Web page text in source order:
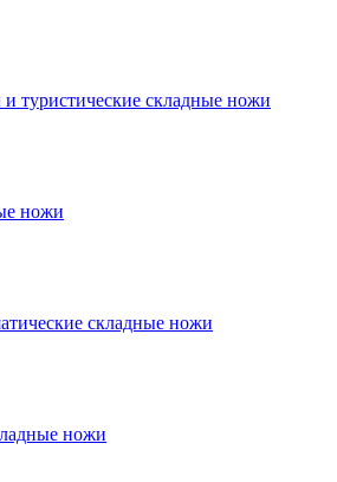
туристические складные ножи
ножи
складные ножи
ножи